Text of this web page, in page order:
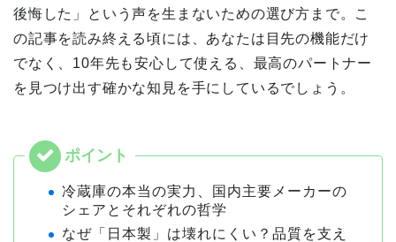
後悔した」という声を生まないための選び方まで。こ
の記事を読み終える頃には、あなたは目先の機能だけ
でなく、10年先も安心して使える、最高のパートナー
を見つけ出す確かな知見を手にしているでしょう。
冷蔵庫の本当の実力、国内主要メーカーの
シェアとそれぞれの哲学
なぜ「日本製」は壊れにくい？品質を支え